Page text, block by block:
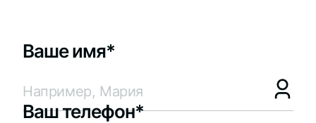
Ваше имя*
Ваш телефон*